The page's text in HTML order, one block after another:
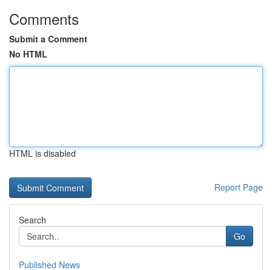
Comments
Submit a Comment
No HTML
HTML is disabled
Report Page
Search
Go
Published News